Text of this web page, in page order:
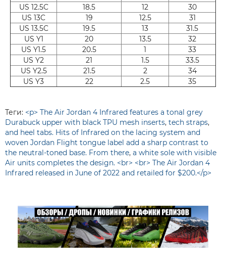
US 12.5C
18.5 12
30
US 13C
19 12.5
31
US 13.5C
19.5 13
31.5
US Y1
20 13.5
32
US Y1.5
20.5 1
33
US Y2
21 1.5
33.5
US Y2.5
21.5 2
34
US Y3
22 2.5 35
Теги: <p> The Air Jordan 4 Infrared features a tonal grey
Durabuck upper with black TPU mesh inserts, tech straps,
and heel tabs. Hits of Infrared on the lacing system and
woven Jordan Flight tongue label add a sharp contrast to
the neutral-toned base. From there, a white sole with visible
Air units completes the design. <br> <br> The Air Jordan 4
Infrared released in June of 2022 and retailed for $200.</p>